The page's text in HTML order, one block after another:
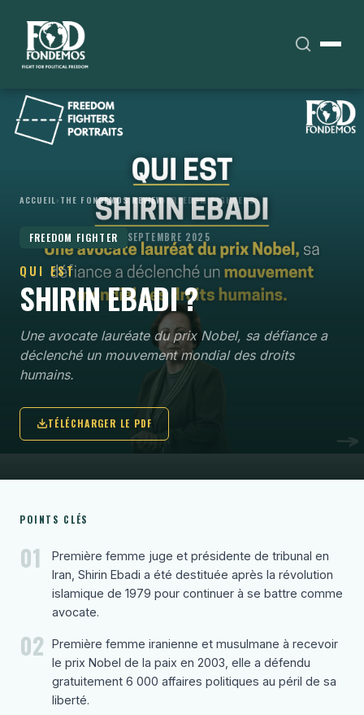
ACCUEIL› THE FONDEMOS REVIEW›FREEDOM FIGHTERS
FREEDOM FIGHTER SEPTEMBRE 2025
QUI EST
SHIRIN EBADI ?
Une avocate lauréate du prix Nobel, sa défiance a
déclenché un mouvement mondial des droits
humains.
TÉLÉCHARGER LE PDF
POINTS CLÉS
01
Première femme juge et présidente de tribunal en
Iran, Shirin Ebadi a été destituée après la révolution
islamique de 1979 pour continuer à se battre comme
avocate.
02
Première femme iranienne et musulmane à recevoir
le prix Nobel de la paix en 2003, elle a défendu
gratuitement 6 000 affaires politiques au péril de sa
liberté.